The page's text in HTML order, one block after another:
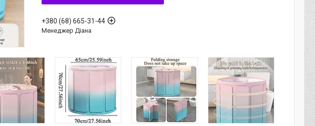
+380 (68) 665-31-44
Менеджер Діана